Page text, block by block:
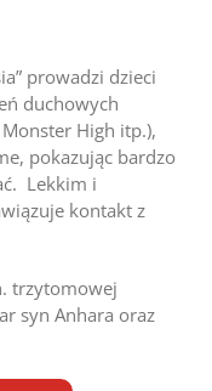
prowadzi dzieci
duchowych
High itp.),
pokazując bardzo
Lekkim i
kontakt z
trzytomowej
syn Anhara oraz